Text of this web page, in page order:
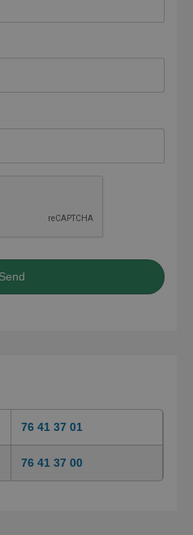
7641 37 01
76 41 37 00